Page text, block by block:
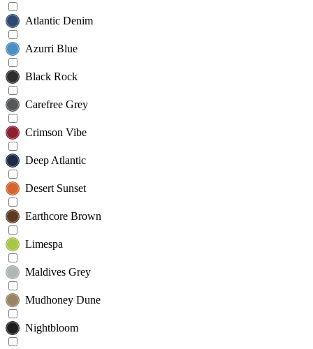
Atlantic Denim
Azurri Blue
Black Rock
Carefree Grey
Crimson Vibe
Deep Atlantic
Desert Sunset
Earthcore Brown
Limespa
Maldives Grey
Mudhoney Dune
Nightbloom